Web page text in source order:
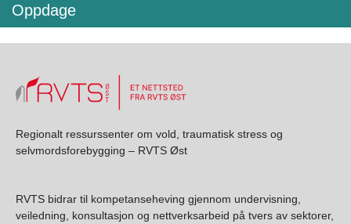
Oppdage
Regionalt ressurssenter om vold, traumatisk stress og
selvmordsforebygging – RVTS Øst
RVTS bidrar til kompetanseheving gjennom undervisning,
veiledning, konsultasjon og nettverksarbeid på tvers av sektorer,